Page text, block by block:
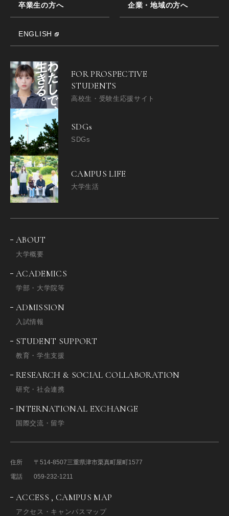
卒業生の方へ 企業・地域の方へ
ENGLISH
FOR PROSPECTIVE
STUDENTS
高校生・受験生応援サイト
SDGs
SDGs
CAMPUS LIFE
大学生活
ABOUT
大学概要
ACADEMICS
学部・大学院等
ADMISSION
入試情報
STUDENT SUPPORT
教育・学生支援
RESEARCH & SOCIAL COLLABORATION
研究・社会連携
INTERNATIONAL EXCHANGE
国際交流・留学
住所 〒514-8507三重県津市栗真町屋町1577
電話
059-232-1211
ACCESS , CAMPUS MAP
アクセス・キャンパスマップ